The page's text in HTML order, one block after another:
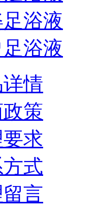
浴液
浴液
情
策
求
式
言